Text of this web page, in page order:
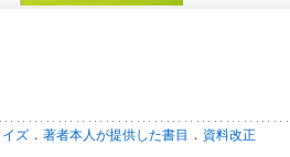
ズ ． 著者本人が提供した書目 ． 資料改正